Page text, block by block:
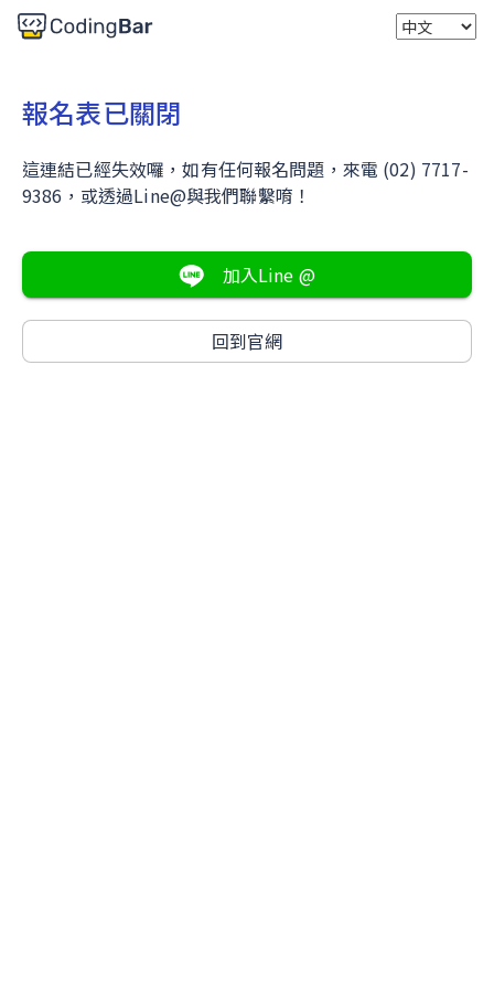
報名表已關閉
這連結已經失效囉，如有任何報名問題，來電 (02) 7717-
9386，或透過Line@與我們聯繫唷！
加入Line @
回到官網